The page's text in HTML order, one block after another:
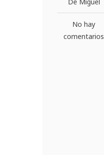
No hay
comentarios